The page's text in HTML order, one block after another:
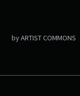
by ARTIST COMMONS